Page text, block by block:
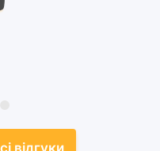
відгуки